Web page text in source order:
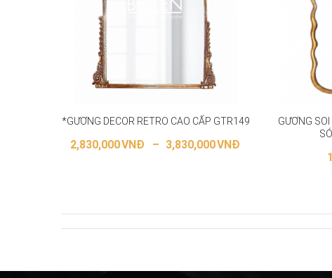
*GƯƠNG DECOR RETRO CAO CẤP GTR149
2,830,000VNĐ – 3,830,000VNĐ
GƯƠNG